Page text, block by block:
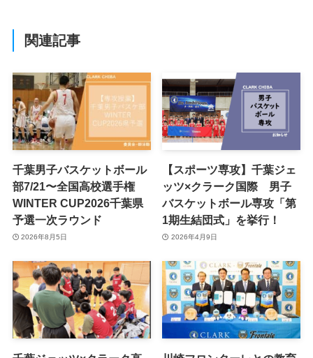
関連記事
千葉男子バスケットボール
部7/21〜全国高校選手権
WINTER CUP2026千葉県
予選一次ラウンド
2026年8月5日
【スポーツ専攻】千葉ジェ
ッツ×クラーク国際 男子
バスケットボール専攻「第
1期生結団式」を挙行！
2026年4月9日